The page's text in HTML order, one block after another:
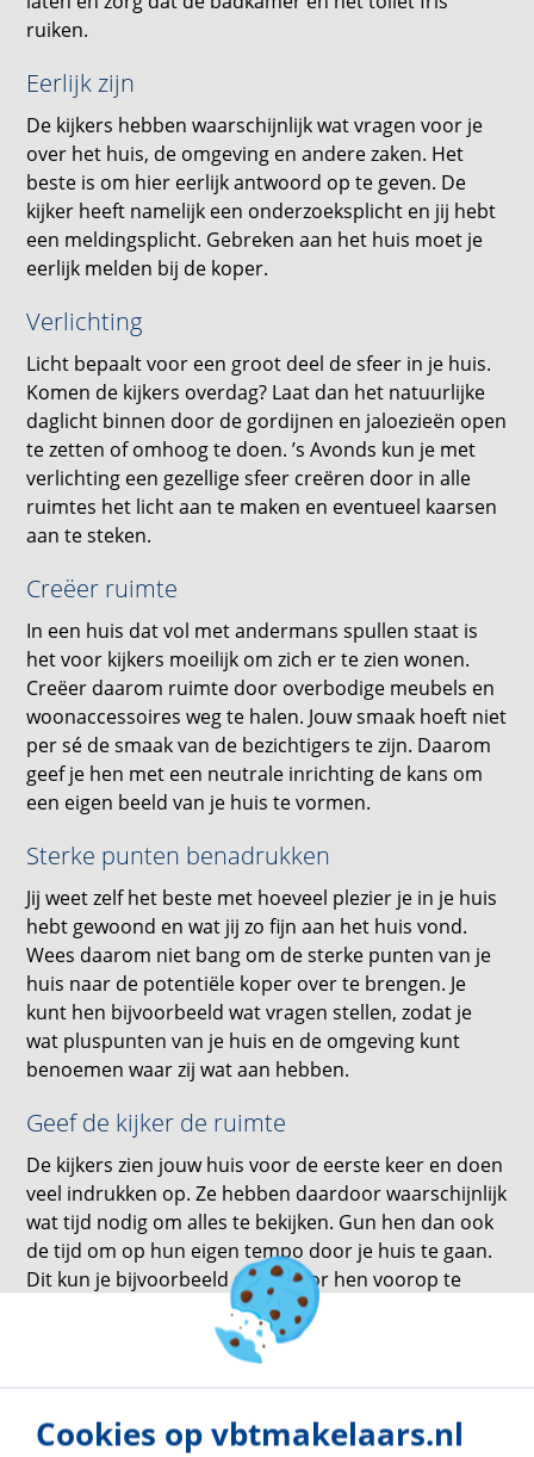
ruiken.
Eerlijk zijn
De kijkers hebben waarschijnlijk wat vragen voor je
over het huis, de omgeving en andere zaken. Het
beste is om hier eerlijk antwoord op te geven. De
kijker heeft namelijk een onderzoeksplicht en jij hebt
een meldingsplicht. Gebreken aan het huis moet je
eerlijk melden bij de koper.
Verlichting
Licht bepaalt voor een groot deel de sfeer in je huis.
Komen de kijkers overdag? Laat dan het natuurlijke
daglicht binnen door de gordijnen en jaloezieën open
te zetten of omhoog te doen. ’s Avonds kun je met
verlichting een gezellige sfeer creëren door in alle
ruimtes het licht aan te maken en eventueel kaarsen
aan te steken.
Creëer ruimte
In een huis dat vol met andermans spullen staat is
het voor kijkers moeilijk om zich er te zien wonen.
Creëer daarom ruimte door overbodige meubels en
woonaccessoires weg te halen. Jouw smaak hoeft niet
per sé de smaak van de bezichtigers te zijn. Daarom
geef je hen met een neutrale inrichting de kans om
een eigen beeld van je huis te vormen.
Sterke punten benadrukken
Jij weet zelf het beste met hoeveel plezier je in je huis
hebt gewoond en wat jij zo fijn aan het huis vond.
Wees daarom niet bang om de sterke punten van je
huis naar de potentiële koper over te brengen. Je
kunt hen bijvoorbeeld wat vragen stellen, zodat je
wat pluspunten van je huis en de omgeving kunt
benoemen waar zij wat aan hebben.
Geef de kijker de ruimte
De kijkers zien jouw huis voor de eerste keer en doen
veel indrukken op. Ze hebben daardoor waarschijnlijk
wat tijd nodig om alles te bekijken. Gun hen dan ook
de tijd om op hun eigen tempo door je huis te gaan.
Dit kun je bijvoorbeeld doen door hen voorop te
laten lopen. Zo geef je ze de ruimte. Probeer de kijker
ook niet te overladen met informatie. Houd de
introducties en antwoorden op vragen beknopt en
laat persoonlijke verhalen achterwege. Als de kijkers
meer informatie willen zullen ze daar vanzelf naar
vragen.
Cookies op vbtmakelaars.nl